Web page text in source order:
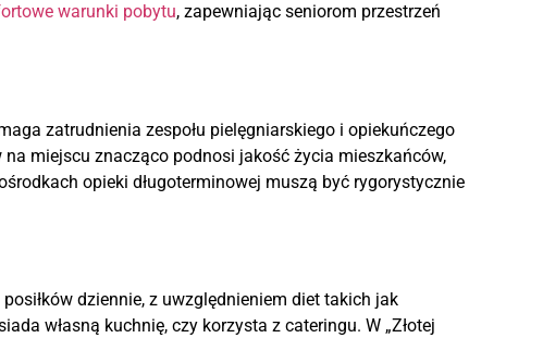
warunki pobytu, zapewniając seniorom przestrzeń
zatrudnienia zespołu pielęgniarskiego i opiekuńczego
miejscu znacząco podnosi jakość życia mieszkańców,
opieki długoterminowej muszą być rygorystycznie
dziennie, z uwzględnieniem diet takich jak
własną kuchnię, czy korzysta z cateringu. W „Złotej